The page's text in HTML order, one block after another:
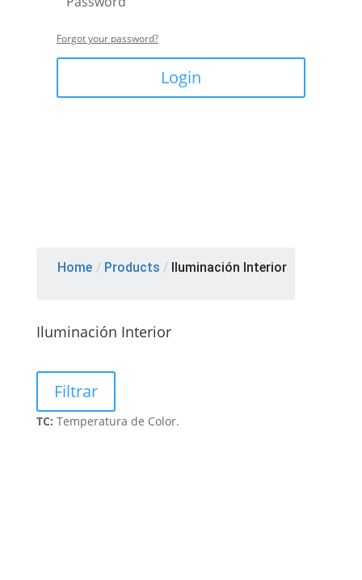
Forgot your password?
Login
Home / Products / Iluminación Interior
Iluminación Interior
Filtrar
TC: Temperatura de Color.